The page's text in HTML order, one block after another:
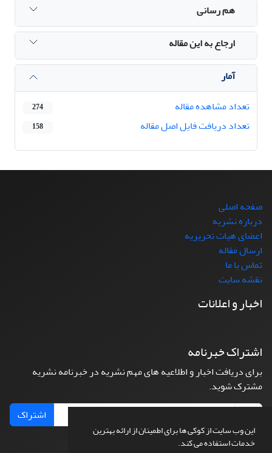
این وب سایت از کوکی ها برای اطمینان از ارائه بهترین
خدمات استفاده می کند.
هم رسانی
ارجاع به این مقاله
آمار
تعداد مشاهده مقاله
274
تعداد دریافت فایل اصل مقاله 158
صفحه اصلی
درباره نشریه
اعضای هیات تحریریه
ارسال مقاله
تماس با ما
نقشه سایت
اخبار و اعلانات
اشتراک خبرنامه
برای دریافت اخبار و اطلاعیه های مهم نشریه در خبرنامه نشریه
مشترک شوید.
اشتراک